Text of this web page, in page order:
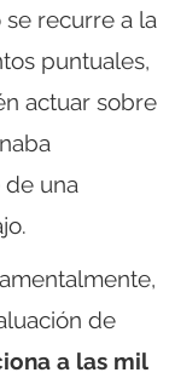
recurre a la
puntuales,
actuar sobre
una
de
a las mil